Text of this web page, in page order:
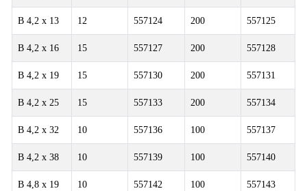
B 4,2 x 13 12 557124 200 557125
B 4,2 x 16 15 557127 200 557128
B 4,2 x 19 15 557130 200 557131
B 4,2 x 25 15 557133 200 557134
B 4,2 x 32 10 557136 100 557137
B 4,2 x 38 10 557139 100 557140
B 4,8 x 19 10 557142 100 557143